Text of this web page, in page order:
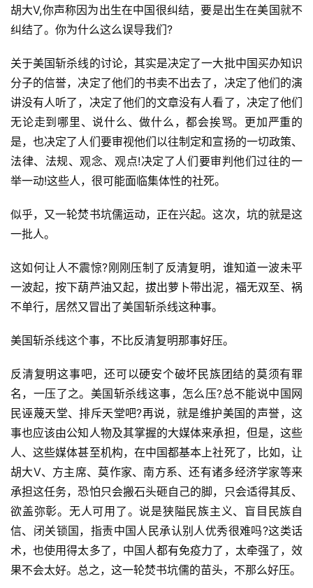
首
页
章
分
专
题
表
快
讯
更
多
页
面
胡大V,你声称因为出生在中国很纠结，要是出生在美国就不
纠结了。你为什么这么误导我们?
关于美国斩杀线的讨论，其实是决定了一大批中国买办知识
分子的信誉，决定了他们的书卖不出去了，决定了他们的演
讲没有人听了，决定了他们的文章没有人看了，决定了他们
无论走到哪里、说什么、做什么，都会挨骂。更加严重的
是，也决定了人们要审视他们以往制定和宣扬的一切政策、
法律、法规、观念、观点!决定了人们要审判他们过往的一
举一动!这些人，很可能面临集体性的社死。
似乎，又一轮焚书坑儒运动，正在兴起。这次，坑的就是这
一批人。
这如何让人不震惊?刚刚压制了反清复明，谁知道一波未平
一波起，按下葫芦油又起，拔出萝卜带出泥，福无双至、祸
不单行，居然又冒出了美国斩杀线这种事。
美国斩杀线这个事，不比反清复明那事好压。
反清复明这事吧，还可以硬安个破坏民族团结的莫须有罪
名，一压了之。美国斩杀线这事，怎么压?总不能说中国网
民诬蔑天堂、排斥天堂吧?再说，就是维护美国的声誉，这
事也应该由公知人物及其掌握的大媒体来承担，但是，这些
人、这些媒体甚至机构，在中国都基本上社死了，比如，让
胡大V、方主席、莫作家、南方系、还有诸多经济学家等来
承担这任务，恐怕只会搬石头砸自己的脚，只会适得其反、
欲盖弥彰。无人可用了。说是狭隘民族主义、盲目民族自
信、闭关锁国，指责中国人民承认别人优秀很难吗?这类话
术，也使用得太多了，中国人都有免疫力了，太牵强了，效
果不会太好。总之，这一轮焚书坑儒的苗头，不那么好压。